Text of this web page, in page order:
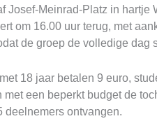
Josef-Meinrad-Platz in
om 16.00 uur terug, met
de groep de volledige dag
18 jaar betalen 9 euro,
een beperkt budget de
deelnemers ontvangen.